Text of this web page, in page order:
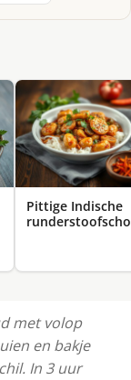
Pittige Indische
met volop
en bakje
In 3 uur